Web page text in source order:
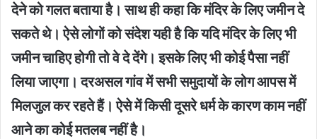
देने को गलत बताया है। साथ ही कहा कि मंदिर के लिए जमीन दे
सकते थे। ऐसे लोगों को संदेश यही है कि यदि मंदिर के लिए भी
जमीन चाहिए होगी तो वे दे देंगे। इसके लिए भी कोई पैसा नहीं
लिया जाएगा। दरअसल गांव में सभी समुदायों के लोग आपस में
मिलजुल कर रहते हैं। ऐसे में किसी दूसरे धर्म के कारण काम नहीं
आने का कोई मतलब नहीं है।